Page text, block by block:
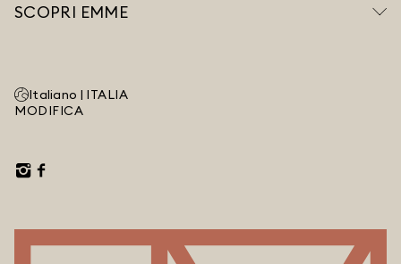
SCOPRI EMME
Italiano | ITALIA
MODIFICA